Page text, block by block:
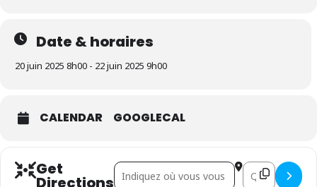
Date & horaires
20 juin 2025 8h00 - 22 juin 2025 9h00
CALENDAR GOOGLECAL
Get
Directions
Address - Cormoran [] Destination